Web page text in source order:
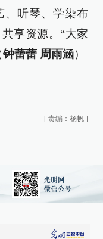
听琴、学染布
享资源。“大家
钟蕾蕾 周雨涵）
[ 责编：杨帆 ]